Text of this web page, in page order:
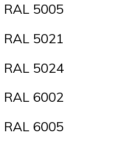
RAL 5005
RAL 5021
RAL 5024
RAL 6002
RAL 6005